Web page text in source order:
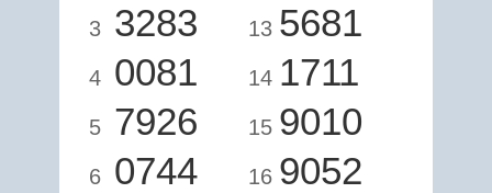
3 3283
4 0081
5 7926
6 0744
13 5681
14 1711
15 9010
16 9052